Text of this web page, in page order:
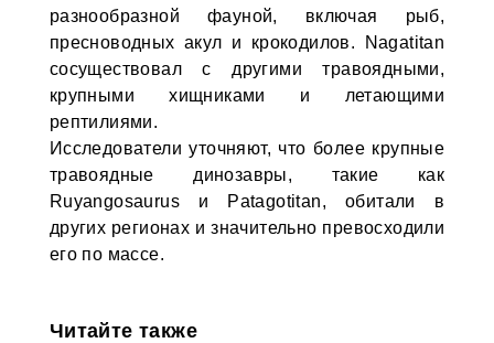
разнообразной фауной, включая рыб,
пресноводных акул и крокодилов. Nagatitan
сосуществовал с другими травоядными,
крупными хищниками и летающими
рептилиями.
Исследователи уточняют, что более крупные
травоядные динозавры, такие как
Ruyangosaurus и Patagotitan, обитали в
других регионах и значительно превосходили
его по массе.
Читайте также